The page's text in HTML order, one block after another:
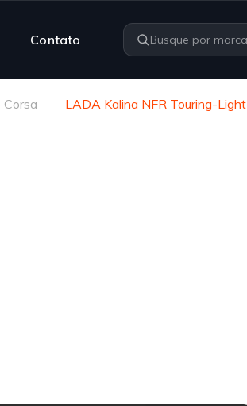
Contato
LADA Kalina NFR Touring-Light